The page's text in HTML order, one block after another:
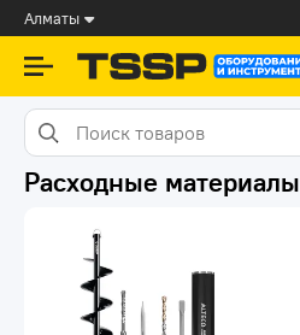
Алматы
Расходные материалы